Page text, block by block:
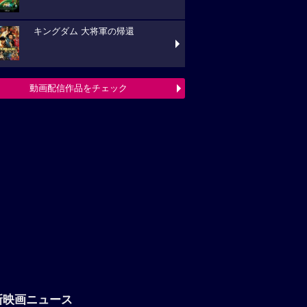
キングダム 大将軍の帰還
動画配信作品をチェック
映画ニュース